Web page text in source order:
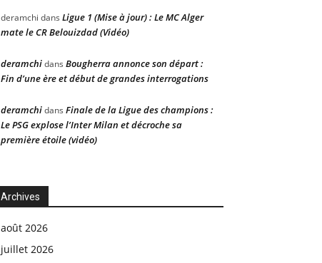
deramchi dans Ligue 1 (Mise à jour) : Le MC Alger
mate le CR Belouizdad (Vidéo)
deramchidans Bougherra annonce son départ :
Fin d’une ère et début de grandes interrogations
deramchidans Finale de la Ligue des champions :
Le PSG explose l’Inter Milan et décroche sa
première étoile (vidéo)
Archives
août 2026
juillet 2026